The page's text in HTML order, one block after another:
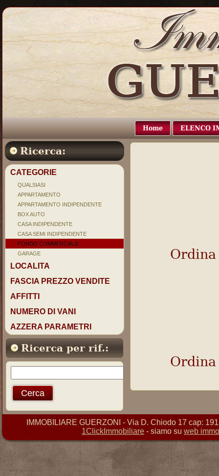
Home ELENCO
Ricerca:
CATEGORIE
QUALSIASI
APPARTAMENTO
APPARTAMENTO INDIPENDENTE
BOX AUTO
CASA INDIPENDENTE
CASA SEMI INDIPENDENTE
FONDO COMMERCIALE
GARAGE
LOCALITA
FASCIA PREZZO VENDITE
AFFITTI
NUMERO DI VANI
AZZERA PARAMETRI
Ricerca per rif.:
IMMOBILIARE GUERZONI - Via D. Chiodo 17 cap:
1ClickImmobiliare - siamo su web